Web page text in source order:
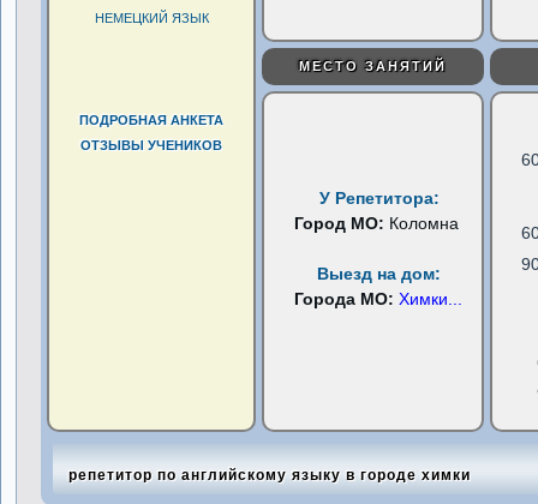
НЕМЕЦКИЙ ЯЗЫК
ПОДРОБНАЯ АНКЕТА
ОТЗЫВЫ УЧЕНИКОВ
МЕСТО ЗАНЯТИЙ
У Репетитора:
Город МО: Коломна
Выезд на дом:
Города МО:Химки
репетитор по английскому языку в городе химки